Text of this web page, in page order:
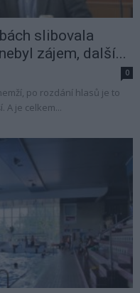
slibovala
zájem, další...
0
po rozdání hlasů je to
A je celkem...